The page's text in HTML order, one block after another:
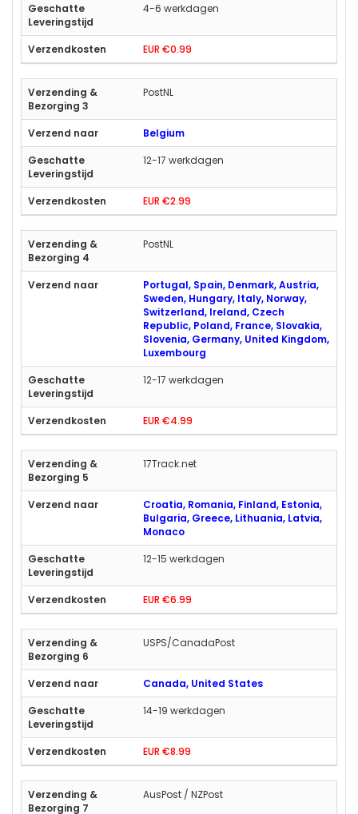
4-6 werkdagen
EUR €0.99
PostNL
Belgium
12-17 werkdagen
EUR €2.99
PostNL
Portugal, Spain, Denmark, Austria,
Sweden, Hungary, Italy, Norway,
Switzerland, Ireland, Czech
Republic, Poland, France, Slovakia,
Slovenia, Germany, United Kingdom,
Luxembourg
12-17 werkdagen
EUR €4.99
17Track.net
Croatia, Romania, Finland, Estonia,
Bulgaria, Greece, Lithuania, Latvia,
Monaco
12-15 werkdagen
EUR €6.99
USPS/CanadaPost
Canada, United States
14-19 werkdagen
EUR €8.99
AusPost / NZPost